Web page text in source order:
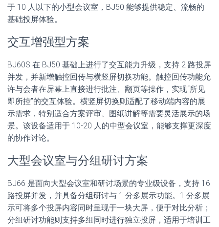
于 10 人以下的小型会议室，BJ50 能够提供稳定、流畅的
基础投屏体验。
交互增强型方案
BJ60S 在 BJ50 基础上进行了交互能力升级，支持 2 路投屏
并发，并新增触控回传与横竖屏切换功能。触控回传功能允
许与会者在屏幕上直接进行批注、翻页等操作，实现“所见
即所控”的交互体验。横竖屏切换则适配了移动端内容的展
示需求，特别适合方案评审、图纸讲解等需要灵活展示的场
景。该设备适用于 10-20 人的中型会议室，能够支撑更深度
的协作讨论。
大型会议室与分组研讨方案
BJ66 是面向大型会议室和研讨场景的专业级设备，支持 16
路投屏并发，并具备分组研讨与 1 分多展示功能。1 分多展
示可将多个投屏内容同时呈现于一块大屏，便于对比分析；
分组研讨功能则支持多组同时进行独立投屏，适用于培训工